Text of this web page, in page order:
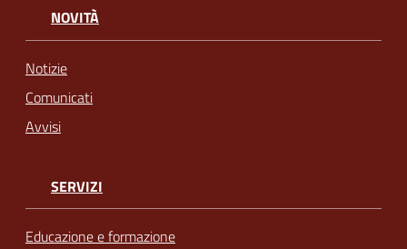
NOVITÀ
Notizie
Comunicati
Avvisi
SERVIZI
Educazione e formazione